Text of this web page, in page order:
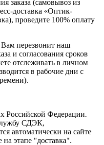
заказа (самовывоз из
доставка «Оптик-
проведите 100% оплату
перезвонит наш
и согласования сроков
отслеживать в личном
в рабочие дни с
Российской Федерации.
СДЭК,
автоматически на сайте
этапе "доставка".